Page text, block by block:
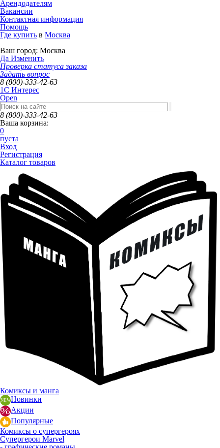
Арендодателям
Вакансии
Контактная информация
Помощь
Где купить в Москва
Ваш город: Москва
Да Изменить
Проверка статуса заказа
Задать вопрос
8 (800)-333-42-63
1C Интерес
Open
8 (800)-333-42-63
Ваша корзина:
0
пуста
Вход
Регистрация
Каталог товаров
Комиксы и манга
Новинки
Акции
Популярные
Комиксы о супергероях
Супергерои Marvel